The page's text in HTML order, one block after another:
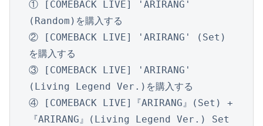
① [COMEBACK LIVE] 'ARIRANG'
(Random)を購入する
② [COMEBACK LIVE] 'ARIRANG' (Set)
を購入する
③ [COMEBACK LIVE] 'ARIRANG'
(Living Legend Ver.)を購入する
④ [COMEBACK LIVE]『ARIRANG』(Set) +
『ARIRANG』(Living Legend Ver.) Set